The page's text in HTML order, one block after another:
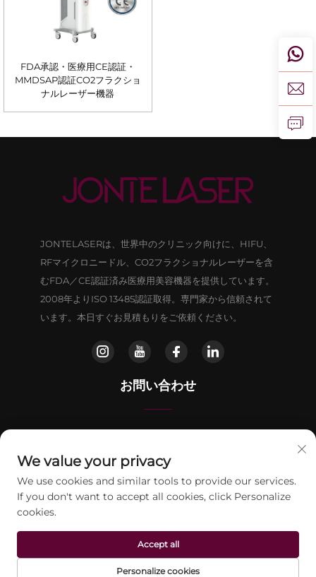
FDA承認・医療用CE認証・
MMDSAP認証CO2フラクショ
ナルレーザー機器
JONTELASERは、世界中のクリニック向けに、HIFU、
RFマイクロニードル、CO2フラクショナルレーザーを含
むFDA／CE認証済み医療用美容機器を提供しています。
2008年よりISO 13485認証取得。専門家から信頼されて
います。本日すぐお見積もりをご依頼ください。
お問い合わせ
+86-13911459627
[email protected]
© 2026 北京ジョンテレーザー科技有限公司。全著作権を保有します。
イバシーポリシー
We value your privacy
We use cookies and similar tools to provide our services.
If you don't want to accept all cookies, click Personalize
cookies.
Personalize cookies
Accept all